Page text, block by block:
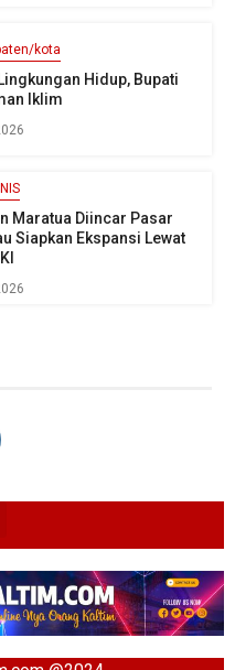
kota
Hidup, Bupati
Iklim
Maratua Diincar Pasar
Siapkan Ekspansi Lewat